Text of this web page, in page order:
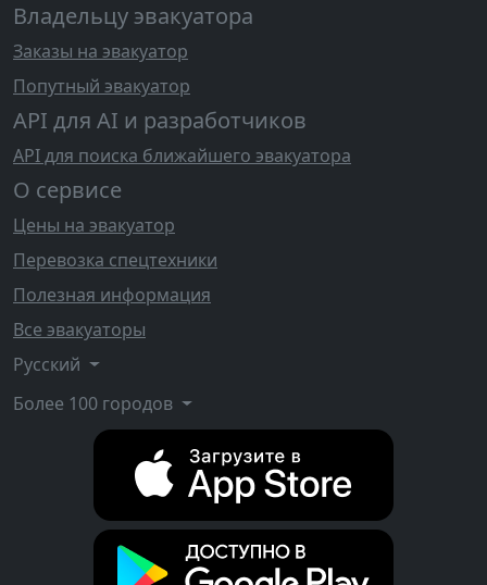
Владельцу эвакуатора
Заказы на эвакуатор
Попутный эвакуатор
API для AI и разработчиков
API для поиска ближайшего эвакуатора
О сервисе
Цены на эвакуатор
Перевозка спецтехники
Полезная информация
Все эвакуаторы
Русский
Более 100 городов